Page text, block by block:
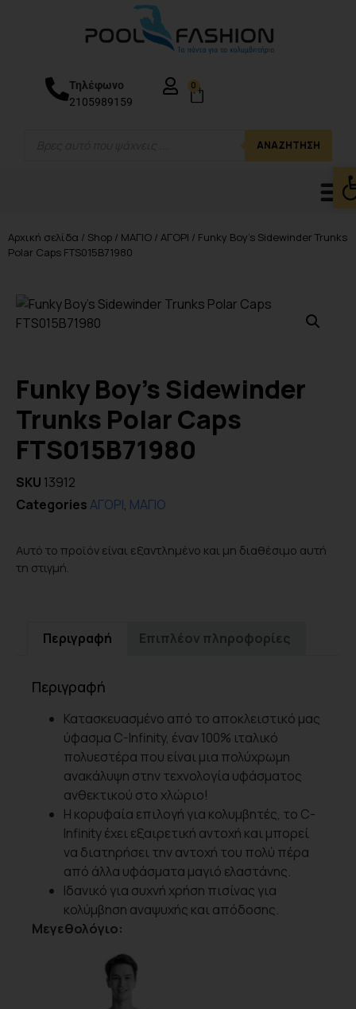
ΑΝΑΖΉΤΗΣΗ
Τηλέφωνο
2105989159
0
Αρχική σελίδα / Shop / ΜΑΓΙΟ / ΑΓΟΡΙ / Funky Boy’s Sidewinder Trunks
Polar Caps FTS015B71980
Funky Boy’s Sidewinder
Trunks Polar Caps
FTS015B71980
SKU 13912
CategoriesΑΓΟΡΙ, ΜΑΓΙΟ
Αυτό το προϊόν είναι εξαντλημένο και μη διαθέσιμο αυτή
τη στιγμή.
Περιγραφή Επιπλέον πληροφορίες
Περιγραφή
Κατασκευασμένο από το αποκλειστικό μας
ύφασμα C-Infinity, έναν 100% ιταλικό
πολυεστέρα που είναι μια πολύχρωμη
ανακάλυψη στην τεχνολογία υφάσματος
ανθεκτικού στο χλώριο!
Η κορυφαία επιλογή για κολυμβητές, το C-
Infinity έχει εξαιρετική αντοχή και μπορεί
να διατηρήσει την αντοχή του πολύ πέρα
από άλλα υφάσματα μαγιό ελαστάνης.
Ιδανικό για συχνή χρήση πισίνας για
κολύμβηση αναψυχής και απόδοσης.
Μεγεθολόγιο: